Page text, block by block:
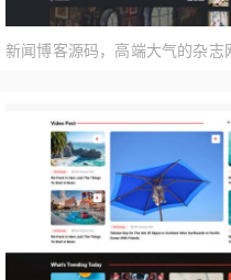
新闻博客源码，高端大气的杂志